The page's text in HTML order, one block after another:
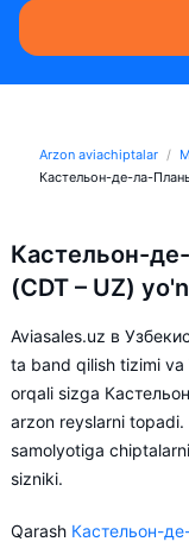
Arzon aviachiptalar
Кастельон-де-ла-
Кастельон-
(CDT – UZ)
Aviasales.uz в
ta band qilish tizimi
orqali sizga
arzon reyslarni
samolyotiga
sizniki.
Qarash Кастельон-